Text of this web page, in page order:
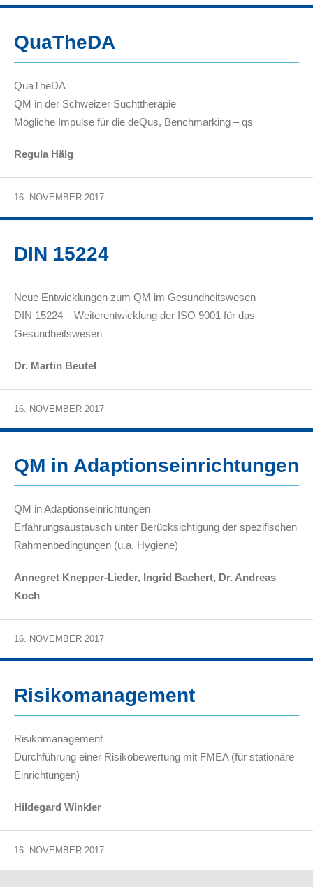
QuaTheDA
QuaTheDA
QM in der Schweizer Suchttherapie
Mögliche Impulse für die deQus, Benchmarking – qs
Regula Hälg
16. NOVEMBER 2017
DIN 15224
Neue Entwicklungen zum QM im Gesundheitswesen
DIN 15224 – Weiterentwicklung der ISO 9001 für das
Gesundheitswesen
Dr. Martin Beutel
16. NOVEMBER 2017
QM in Adaptionseinrichtungen
QM in Adaptionseinrichtungen
Erfahrungsaustausch unter Berücksichtigung der spezifischen
Rahmenbedingungen (u.a. Hygiene)
Annegret Knepper-Lieder, Ingrid Bachert, Dr. Andreas
Koch
16. NOVEMBER 2017
Risikomanagement
Risikomanagement
Durchführung einer Risikobewertung mit FMEA (für stationäre
Einrichtungen)
Hildegard Winkler
16. NOVEMBER 2017